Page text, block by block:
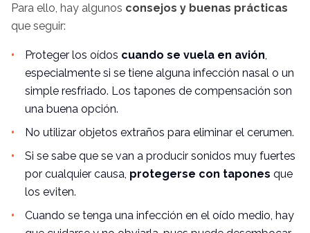
Para ello, hay algunos consejos y buenas prácticas
que seguir:
Proteger los oídos cuando se vuela en avión,
especialmente si se tiene alguna infección nasal o un
simple resfriado. Los tapones de compensación son
una buena opción.
No utilizar objetos extraños para eliminar el cerumen.
Si se sabe que se van a producir sonidos muy fuertes
por cualquier causa, protegerse con tapones que
los eviten.
Cuando se tenga una infección en el oído medio, hay